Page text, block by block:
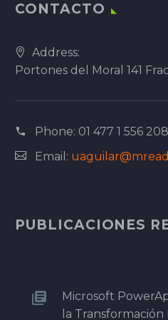
CONTACTO
Address:
Portones del Moral 141
Phone: 01 477 1 556 208
Email:
PUBLICACIONES
Microsoft
la